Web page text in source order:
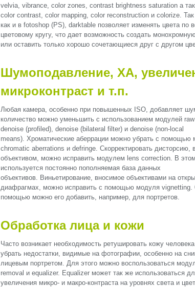
velvia, vibrance, color zones, contrast brightness saturation а
color contrast, color mapping, color reconstruction и colorize.
как и в fotoshop (PS), darktable позволяет изменять цвета по
цветовому кругу, что дает возможность создать
или оставить только хорошо сочетающиеся друг с другом
Шумоподавление, ХА,
микроконтраст и т.п.
Любая камера, особенно при повышенных ISO, добавляет
количество можно уменьшить с использованием модулей
denoise (profiled), denoise (bilateral filter) и denoise (non-local
means). Хроматические аберрации можно убрать с помощью
chromatic aberrations и defringe. Скорректировать дисторсию,
объективом, можно исправить модулем lens correction. В
используется постоянно пополняемая база данных
объективов. Виньетирование, вносимое объективами на
диафрагмах, можно исправить с помощью модуля vignetting.
помощью можно его добавить, например, для портретов.
Обработка лица и кожи
Часто возникает необходимость ретушировать кожу
убрать недостатки, видимые на фотографии, особенно на
лицевым портретом. Для этого можно воспользоваться
removal и equalizer. Equalizer может так же использоваться
увеличения микро- и макро-контраста на уровнях света и